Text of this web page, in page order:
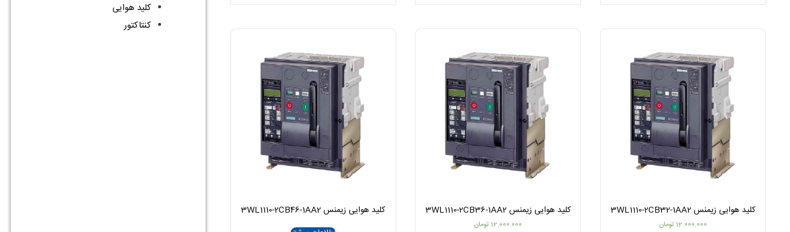
کلید هوایی زیمنس 3WL1110-2CB32-1AA2
12.000.000 تومان
کلید هوایی زیمنس 3WL1110-2CB36-1AA2
12.000.000 تومان
کلید هوایی زیمنس 3WL1110-2CB46-1AA2
کلید هوایی
کنتاکتور